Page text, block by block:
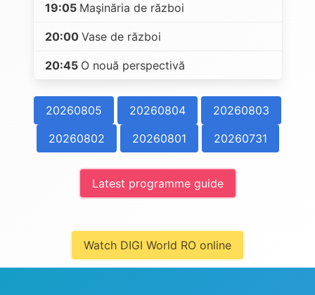
19:05 Maşinăria de război
20:00 Vase de război
20:45 O nouă perspectivă
20260805 20260804
20260803
20260802
20260801 20260731
Latest programme guide
Watch DIGI World RO online